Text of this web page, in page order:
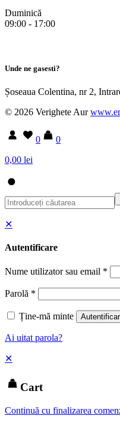
Duminică
09:00 - 17:00
Unde ne gasesti?
Șoseaua Colentina, nr 2,
© 2026 Verighete Aur
0
0
0,00 lei
✕
Autentificare
Nume utilizator sau email *
Parolă *
Ține-mă minte
Ai uitat parola?
✕
Cart
Continuă cu finalizarea